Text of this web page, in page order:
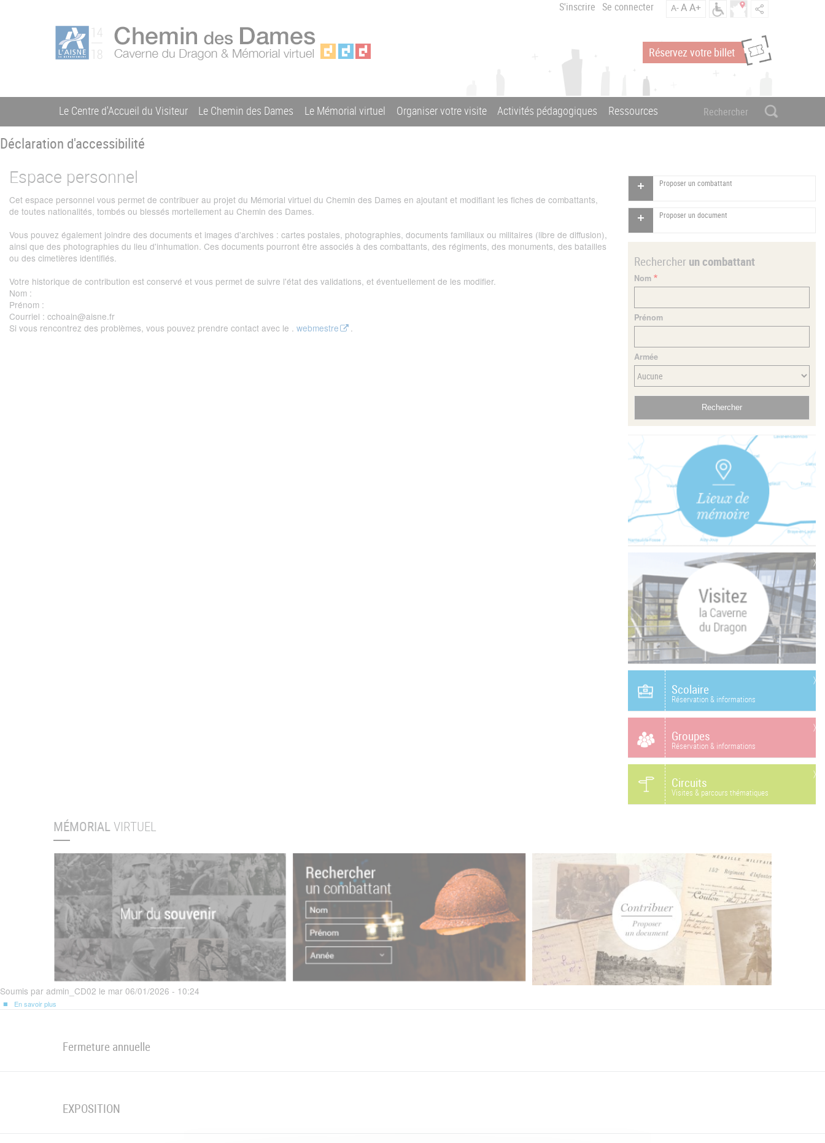
Menu
du
compte
l'utilisateur
S'inscrire Se connecter A-AA+
C
h
e
n
d
e
s
D
m
s
Réservez votre billet
Navigation
principale
Le Centre d'Accueil du Visiteur Le Chemin des Dames Le Mémorial virtuel Organiser votre visite Activités pédagogiques Ressources
Déclaration d'accessibilité
Espace personnel
Cet espace personnel vous permet de contribuer au projet du Mémorial virtuel du Chemin des Dames en ajoutant et modifiant les fiches de combattants,
de toutes nationalités, tombés ou blessés mortellement au Chemin des Dames.
Vous pouvez également joindre des documents et images d'archives : cartes postales, photographies, documents familiaux ou militaires (libre de diffusion),
ainsi que des photographies du lieu d'inhumation. Ces documents pourront être associés à des combattants, des régiments, des monuments, des batailles
ou des cimetières identifiés.
Votre historique de contribution est conservé et vous permet de suivre l'état des validations, et éventuellement de les modifier.
Nom :
Prénom :
Courriel : cchoain@aisne.fr
Si vous rencontrez des problèmes, vous pouvez prendre contact avec le . webmestre .
Proposer un combattant
Proposer un document
Rechercher un combattant
Nom
Prénom
Armée
Scolaire
Réservation & informations
Groupes
Réservation & informations
Circuits
Visites & parcours thématiques
MÉMORIALVIRTUEL
Soumis par admin_CD02 le mar 06/01/2026 - 10:24
En savoir plus
Fermeture annuelle
EXPOSITION